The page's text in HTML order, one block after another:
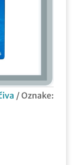
Oznake: